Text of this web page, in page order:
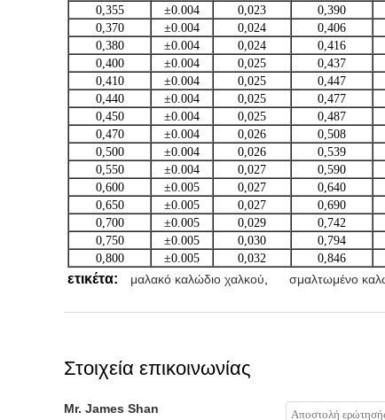
0,355
±0.004 0,023 0,390
0,370
±0.004 0,024 0,406
0,380
±0.004 0,024 0,416
0,400
±0.004 0,025 0,437
0,410
±0.004 0,025 0,447
0,440
±0.004 0,025 0,477
0,450
±0.004 0,025 0,487
0,470
±0.004 0,026 0,508
0,500
±0.004 0,026 0,539
0,550
±0.004 0,027 0,590
0,600
±0.005 0,027 0,640
0,650
±0.005 0,027 0,690
0,700
±0.005 0,029 0,742
0,750
±0.005 0,030 0,794
0,800
±0.005 0,032 0,846
ετικέτα: μαλακό καλώδιο χαλκού σμαλτωμένο
Στοιχεία επικοινωνίας
Mr. James Shan